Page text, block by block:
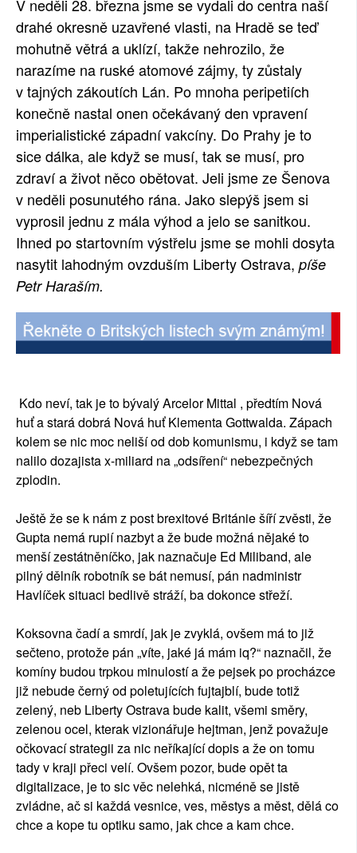
SOCIÁLNÍ SÍTĚ
RUBRIKY
PLNÁ VERZE STRÁNEK
V neděli 28. března jsme se vydali do centra naší
drahé okresně uzavřené vlasti, na Hradě se teď
mohutně větrá a uklízí, takže nehrozilo, že
narazíme na ruské atomové zájmy, ty zůstaly
v tajných zákoutích Lán. Po mnoha peripetiích
konečně nastal onen očekávaný den vpravení
imperialistické západní vakcíny. Do Prahy je to
sice dálka, ale když se musí, tak se musí, pro
zdraví a život něco obětovat. Jeli jsme ze Šenova
v neděli posunutého rána. Jako slepýš jsem si
vyprosil jednu z mála výhod a jelo se sanitkou.
Ihned po startovním výstřelu jsme se mohli dosyta
nasytit lahodným ovzduším Liberty Ostrava, píše
Petr Haraším.
Kdo neví, tak je to bývalý Arcelor Mittal , předtím Nová
huť a stará dobrá Nová huť Klementa Gottwalda. Zápach
kolem se nic moc neliší od dob komunismu, i když se tam
nalilo dozajista x-miliard na „odsíření“ nebezpečných
zplodin.
Ještě že se k nám z post brexitové Británie šíří zvěsti, že
Gupta nemá rupií nazbyt a že bude možná nějaké to
menší zestátněníčko, jak naznačuje Ed Miliband, ale
pilný dělník robotník se bát nemusí, pán nadministr
Havlíček situaci bedlivě stráží, ba dokonce střeží.
Koksovna čadí a smrdí, jak je zvyklá, ovšem má to již
sečteno, protože pán „víte, jaké já mám iq?“ naznačil, že
komíny budou trpkou minulostí a že pejsek po procházce
již nebude černý od poletujících fujtajblí, bude totiž
zelený, neb Liberty Ostrava bude kalit, všemi směry,
zelenou ocel, kterak vizionářuje hejtman, jenž považuje
očkovací strategii za nic neříkající dopis a že on tomu
tady v kraji přeci velí. Ovšem pozor, bude opět ta
digitalizace, je to sic věc nelehká, nicméně se jistě
zvládne, ač si každá vesnice, ves, městys a měst, dělá co
chce a kope tu optiku samo, jak chce a kam chce.